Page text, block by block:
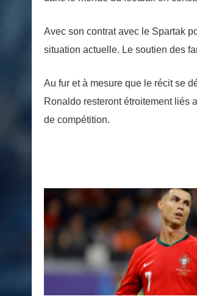
Avec son contrat avec le Spartak
situation actuelle. Le soutien des
Au fur et à mesure que le récit se
Ronaldo resteront étroitement liés
de compétition.